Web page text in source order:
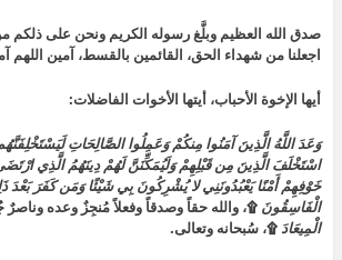
صدق الله العظيم وبلَّغ رسوله الكريم ونحن على ذلكم
اجعلنا من شهداء الحق، القائمين بالقسط، آمين اللهم
أيها الإخوة الأحباب، أيتها الأخوات الفاضلات:
وَعَدَ اللَّهُ الَّذِينَ آمَنُوا مِنكُمْ وَعَمِلُوا الصَّالِحَاتِ
اسْتَخْلَفَ الَّذِينَ مِن قَبْلِهِمْ وَلَيُمَكِّنَنَّ لَهُمْ دِينَهُمُ الَّذِي
خَوْفِهِمْ أَمْنًا يَعْبُدُونَنِي لا يُشْرِكُونَ بِي شَيْئًا وَمَن كَفَرَ بَعْدَ
الْفَاسِقُونَ ۩، والله حقاً وصدقاً وفعلاً مُنجِزٌ وعده وناصرٌ
الْمِيعَادَ۩، سُبحانه وتعالى.